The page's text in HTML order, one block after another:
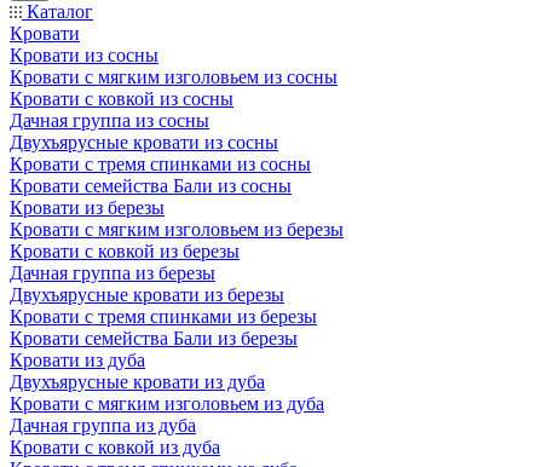
Каталог
Кровати
Кровати из сосны
Кровати с мягким изголовьем из сосны
Кровати с ковкой из сосны
Дачная группа из сосны
Двухъярусные кровати из сосны
Кровати с тремя спинками из сосны
Кровати семейства Бали из сосны
Кровати из березы
Кровати с мягким изголовьем из березы
Кровати с ковкой из березы
Дачная группа из березы
Двухъярусные кровати из березы
Кровати с тремя спинками из березы
Кровати семейства Бали из березы
Кровати из дуба
Двухъярусные кровати из дуба
Кровати с мягким изголовьем из дуба
Дачная группа из дуба
Кровати с ковкой из дуба